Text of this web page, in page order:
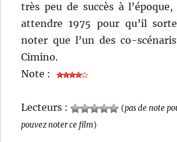
très peu de succès à
attendre 1975 pour qu’il
noter que l’un des co-
Cimino.
Note :
Lecteurs : (pas de note
pouvez noter ce film)